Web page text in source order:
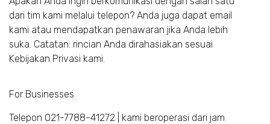
dari tim kami melalui telepon? Anda juga dapat email
kami atau mendapatkan penawaran jika Anda lebih
suka. Catatan: rincian Anda dirahasiakan sesuai
Kebijakan Privasi kami.
For Businesses
Telepon 021-7788-41272 | kami beroperasi dari jam